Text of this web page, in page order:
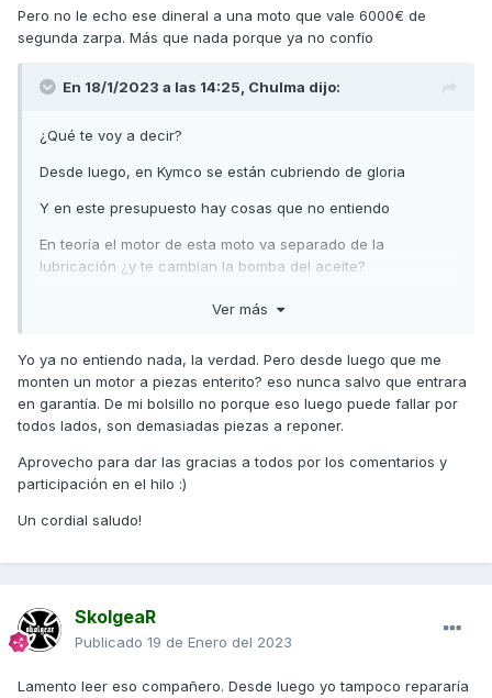
Pero no le echo ese dineral a una moto que vale 6000€ de
segunda zarpa. Más que nada porque ya no confío
En 18/1/2023 a las 14:25, Chulma dijo:
¿Qué te voy a decir?
Desde luego, en Kymco se están cubriendo de gloria
Y en este presupuesto hay cosas que no entiendo
En teoría el motor de esta moto va separado de la
lubricación ¿y te cambian la bomba del aceite?
¿La cadena de distribución?
quiere decir derecho) pero dicho carter son dos piezas la
inferior donde va el cigüeñal y la superior donde va el
cilindro, si te reconstruyen el motor ¿por qué te cambian las
dos piezas si sólo tienes un carter roto? veo que esto es
en el despiece) pero si la rotura la tienes sólo en la parte
del cilindro, no entiendo el por qué cambiar las dos partes
Salu2
Ver más
Yo ya no entiendo nada, la verdad. Pero desde luego que me
monten un motor a piezas enterito? eso nunca salvo que entrara
en garantía. De mi bolsillo no porque eso luego puede fallar por
todos lados, son demasiadas piezas a reponer.
Aprovecho para dar las gracias a todos por los comentarios y
participación en el hilo :)
Un cordial saludo!
SkolgeaR
Publicado 19 de Enero del 2023
Lamento leer eso compañero. Desde luego yo tampoco repararía